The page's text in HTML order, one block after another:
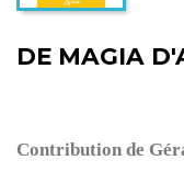
DE MAGIA
Contribution de